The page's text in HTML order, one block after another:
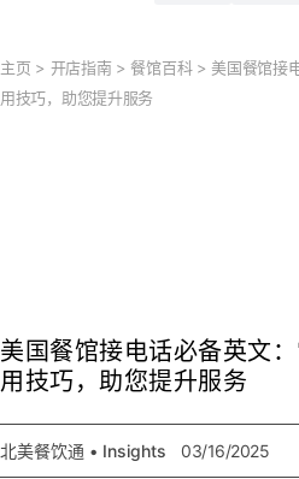
主页 > 开店指南 >餐馆百科>美国餐馆接
用技巧，助您提升服务
美国餐馆接电话必备英文
用技巧，助您提升服务
北美餐饮通 • Insights 03/16/2025